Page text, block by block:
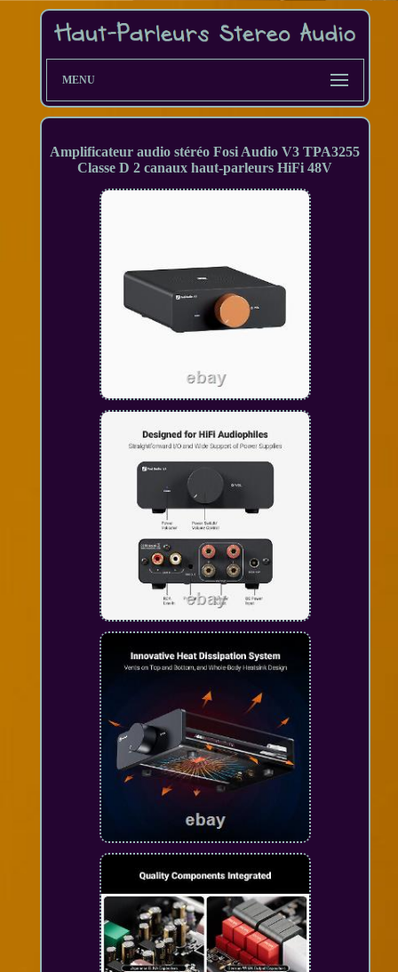
MENU
Amplificateur audio stéréo Fosi Audio V3 TPA3255
Classe D 2 canaux haut-parleurs HiFi 48V